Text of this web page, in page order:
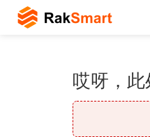
哎呀，此